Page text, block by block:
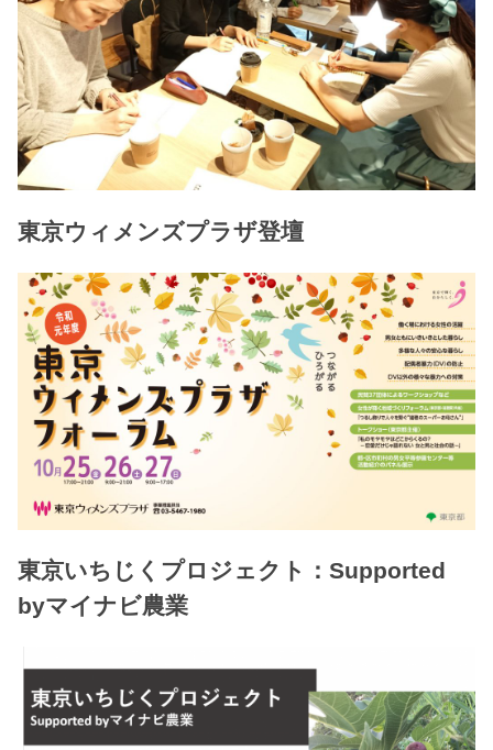
東京ウィメンズプラザ登壇
東京いちじくプロジェクト：Supported
byマイナビ農業